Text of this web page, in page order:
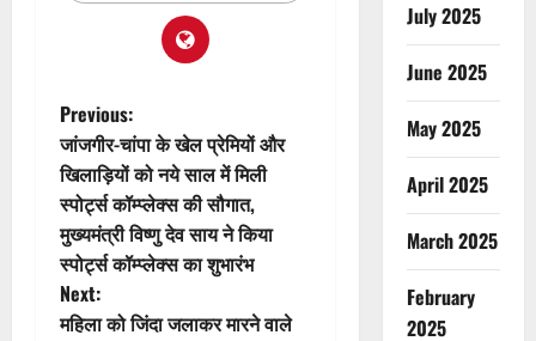
P
o
s
t
n
Previous:
जांजगीर-चांपा के खेल प्रेमियों और
खिलाड़ियों को नये साल में मिली
स्पोर्ट्स कॉम्प्लेक्स की सौगात,
मुख्यमंत्री विष्णु देव साय ने किया
स्पोर्ट्स कॉम्प्लेक्स का शुभारंभ
Next:
महिला को जिंदा जलाकर मारने वाले
July 2025
June 2025
May 2025
April 2025
March 2025
February
2025